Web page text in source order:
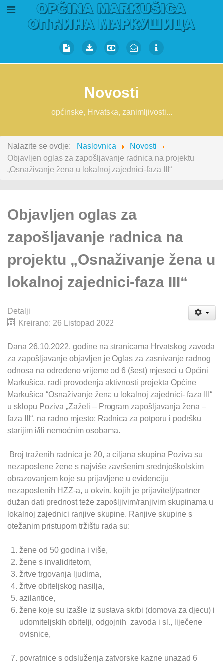
Novosti
općinske, Hrvatska, zanimljivosti...
Nalazite se ovdje: Naslovnica
Novosti
Objavljen oglas za zapošljavanje radnica na projektu
„Osnaživanje žena u lokalnoj zajednici-faza III“
Objavljen oglas za
zapošljavanje radnica na
projektu „Osnaživanje žena u
lokalnoj zajednici-faza III“
Detalji
Kreirano: 26 Listopad 2022
Dana 26.10.2022. godine na stranicama Hrvatskog zavoda
za zapošljavanje objavljen je Oglas za zasnivanje radnog
odnosa na određeno vrijeme od 6 (šest) mjeseci u Općini
Markušica, radi provođenja aktivnosti projekta Općine
Markušica “Osnaživanje žena u lokalnoj zajednici- faza III“
u sklopu Poziva „Zaželi – Program zapošljavanja žena –
faza III“, na radno mjesto: Radnica za potporu i podršku
starijim i/ili nemoćnim osobama.
Broj traženih radnica je 20, a ciljana skupina Poziva su
nezaposlene žene s najviše završenim srednjoškolskim
obrazovanjem koje su prijavljene u evidenciju
nezaposlenih HZZ-a, u okviru kojih je prijavitelj/partner
dužan dati prednost teže zapošljivim/ranjivim skupinama u
lokalnoj zajednici ranjive skupine. Ranjive skupine s
otežanim pristupom tržištu rada su:
žene od 50 godina i više,
žene s invaliditetom,
žrtve trgovanja ljudima,
žrtve obiteljskog nasilja,
azilantice,
žene koje su izašle iz sustava skrbi (domova za djecu) i
udomiteljskih obitelji, odgojnih zavoda i sl., liječene
ovisnice,
povratnice s odsluženja zatvorske kazne unazad 6